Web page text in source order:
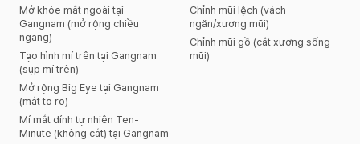
Mở khóe mắt ngoài tại
Gangnam (mở rộng chiều
ngang)
Tạo hình mí trên tại Gangnam
(sụp mí trên)
Mở rộng Big Eye tại Gangnam
(mắt to rõ)
Mí mắt dính tự nhiên Ten-
Minute (không cắt) tại Gangnam
Chỉnh mũi lệch (vách
ngăn/xương mũi)
Chỉnh mũi gồ (cắt xương sống
mũi)